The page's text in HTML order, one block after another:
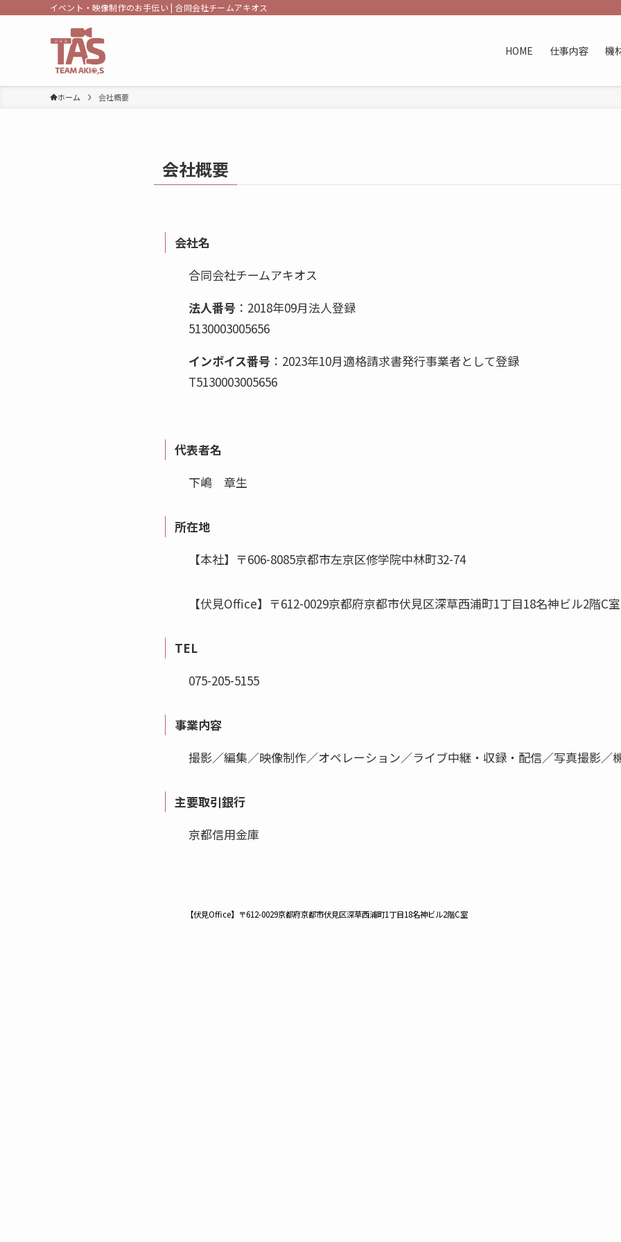
イベント・映像制作のお手伝い | 合同会社チームアキオス
HOME 仕事内容 機
ホーム 会社概要
会社概要
会社名
合同会社チームアキオス
法人番号 ：2018年09月法人登録
5130003005656
インボイス番号 ：2023年10月適格請求書発行事業者として登録
T5130003005656
代表者名
下嶋 章生
所在地
【本社】〒606-8085京都市左京区修学院中林町32-74
【伏見Office】〒612-0029京都府京都市伏見区深草西浦町1丁目18名神ビル2階C室
TEL
075-205-5155
事業内容
撮影／編集／映像制作／オペレーション／ライブ中継・収録・配信／写真撮影／
主要取引銀行
京都信用金庫
【伏見Office】〒612-0029京都府京都市伏見区深草西浦町1丁目18名神ビル2階C室